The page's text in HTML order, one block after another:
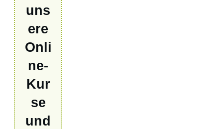
uns
ere
Onli
ne-
Kur
se
und